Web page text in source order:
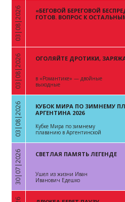
«
03|08|2026
«БЕГОВОЙ БЕРЕГОВОЙ
ГОТОВ. ВОПРОС К
«
03|08|2026 ОГОЛЯЙТЕ ДРОТИКИ,
в «Романтике» — двойные
выходные
«
03|08|2026
КУБОК МИРА ПО ЗИМНЕМУ
АРГЕНТИНА 2026
Кубке Мира по зимнему
плаванию в Аргентинской
«
30|07|2026 СВЕТЛАЯ ПАМЯТЬ ЛЕГЕНДЕ
Ушел из жизни Иван
Иванович Едешко